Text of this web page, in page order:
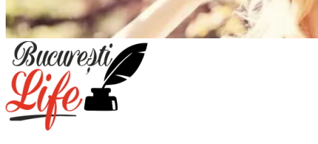
Meniu
principal